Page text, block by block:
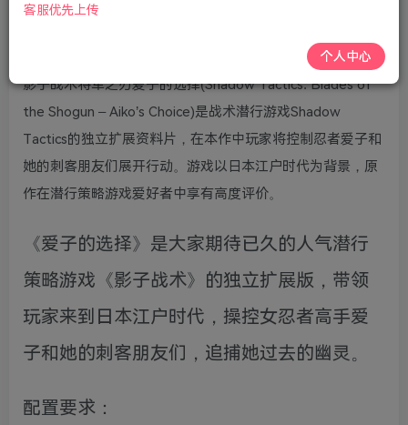
影子战术将军之刃爱子的选择(Shadow Tactics: Blades of
the Shogun – Aiko’s Choice)是战术潜行游戏Shadow
Tactics的独立扩展资料片，在本作中玩家将控制忍者爱子和
她的刺客朋友们展开行动。游戏以日本江户时代为背景，原
作在潜行策略游戏爱好者中享有高度评价。
《爱子的选择》是大家期待已久的人气潜行
策略游戏《影子战术》的独立扩展版，带领
玩家来到日本江户时代，操控女忍者高手爱
子和她的刺客朋友们，追捕她过去的幽灵。
配置要求：
客服优先上传
个人中心